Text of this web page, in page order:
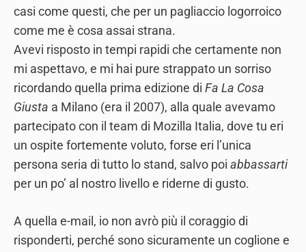
casi come questi, che per un pagliaccio logorroico
come me è cosa assai strana.
Avevi risposto in tempi rapidi che certamente non
mi aspettavo, e mi hai pure strappato un sorriso
ricordando quella prima edizione di Fa La Cosa
Giusta a Milano (era il 2007), alla quale avevamo
partecipato con il team di Mozilla Italia, dove tu eri
un ospite fortemente voluto, forse eri l’unica
persona seria di tutto lo stand, salvo poi abbassarti
per un po’ al nostro livello e riderne di gusto.
A quella e-mail, io non avrò più il coraggio di
risponderti, perché sono sicuramente un coglione e